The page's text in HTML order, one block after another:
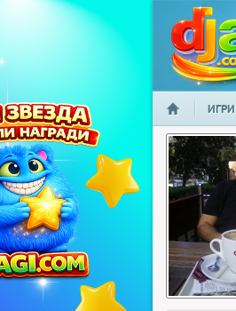
djagi.com
НАЧАЛО
ИГРИ